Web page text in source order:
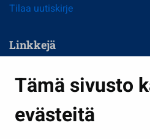
Tämä sivusto
evästeitä
Tilaa uutiskirje
Linkkejä
Kasvatus ja opetus
Kulttuuri ja liikunta